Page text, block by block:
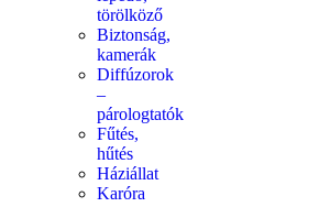
törölköző
Biztonság,
kamerák
Diffúzorok
–
párologtatók
Fűtés,
hűtés
Háziállat
Karóra